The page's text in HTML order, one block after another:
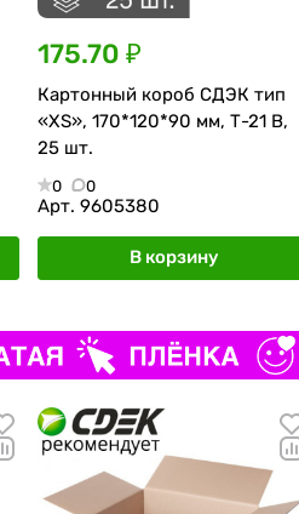
175.70 ₽
Картонный короб СДЭК тип
«XS», 170*120*90 мм, Т-21 В,
25 шт.
0 0
Арт. 9605380
В корзину